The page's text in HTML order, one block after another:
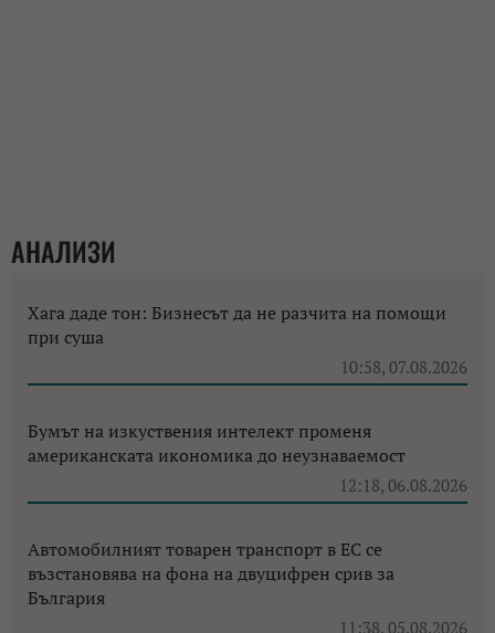
АНАЛИЗИ
Хага даде тон: Бизнесът да не разчита на помощи
при суша
10:58, 07.08.2026
Бумът на изкуствения интелект променя
американската икономика до неузнаваемост
12:18, 06.08.2026
Автомобилният товарен транспорт в ЕС се
възстановява на фона на двуцифрен срив за
България
11:38, 05.08.2026